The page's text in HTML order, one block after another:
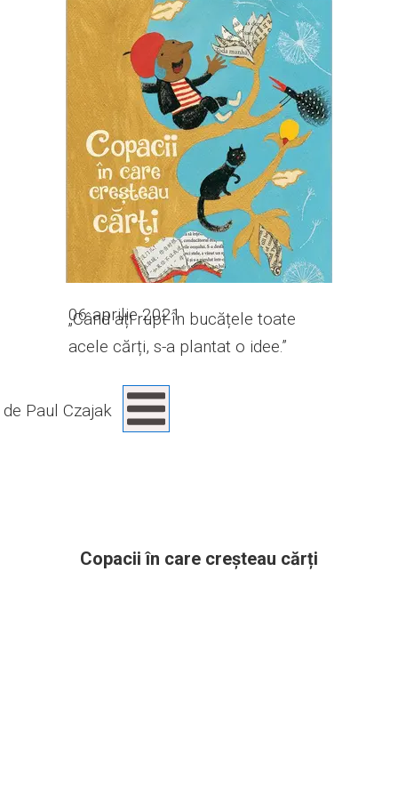
de Paul Czajak
„Când ați rupt în bucățele toate
acele cărți, s-a plantat o idee.”
06 aprilie 2021
Copacii în care creșteau cărți